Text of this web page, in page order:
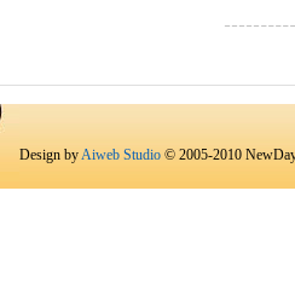
Design byAiweb Studio © 2005-2010